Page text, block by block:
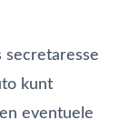
secretaresse
kunt
eventuele